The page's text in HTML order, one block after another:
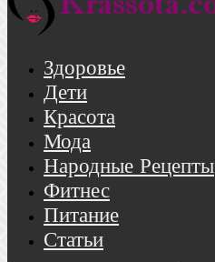
Здоровье
Дети
Красота
Мода
Народные Рецепты
Фитнес
Питание
Статьи